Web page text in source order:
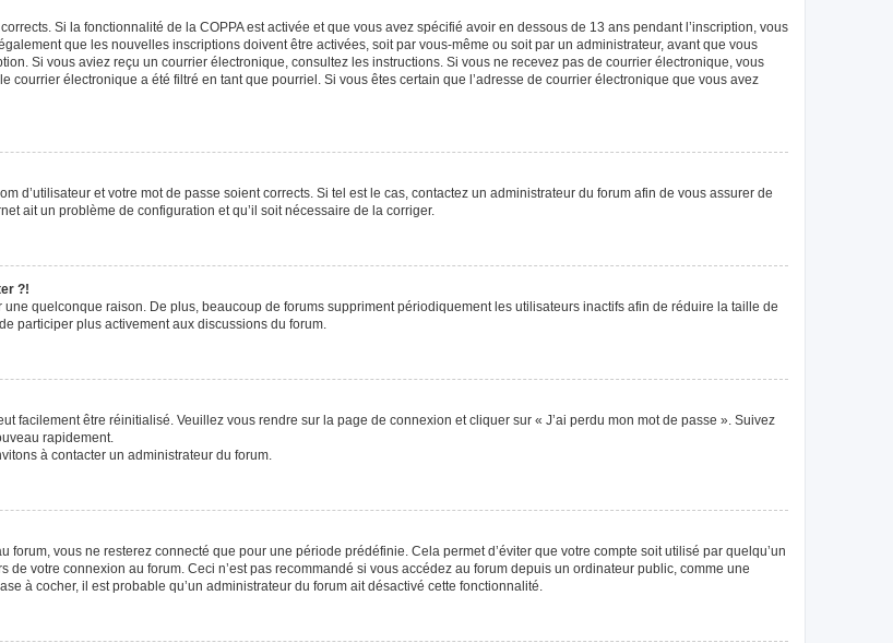
Si la fonctionnalité de la COPPA est activée et que vous avez spécifié avoir en dessous de 13 ans pendant l’inscription, vous
que les nouvelles inscriptions doivent être activées, soit par vous-même ou soit par un administrateur, avant que vous
Si vous aviez reçu un courrier électronique, consultez les instructions. Si vous ne recevez pas de courrier électronique, vous
électronique a été filtré en tant que pourriel. Si vous êtes certain que l’adresse de courrier électronique que vous avez
d’utilisateur et votre mot de passe soient corrects. Si tel est le cas, contactez un administrateur du forum afin de vous assurer de
ait un problème de configuration et qu’il soit nécessaire de la corriger.
?!
quelconque raison. De plus, beaucoup de forums suppriment périodiquement les utilisateurs inactifs afin de réduire la taille de
participer plus activement aux discussions du forum.
facilement être réinitialisé. Veuillez vous rendre sur la page de connexion et cliquer sur « J’ai perdu mon mot de passe ». Suivez
rapidement.
à contacter un administrateur du forum.
vous ne resterez connecté que pour une période prédéfinie. Cela permet d’éviter que votre compte soit utilisé par quelqu’un
votre connexion au forum. Ceci n’est pas recommandé si vous accédez au forum depuis un ordinateur public, comme une
à cocher, il est probable qu’un administrateur du forum ait désactivé cette fonctionnalité.